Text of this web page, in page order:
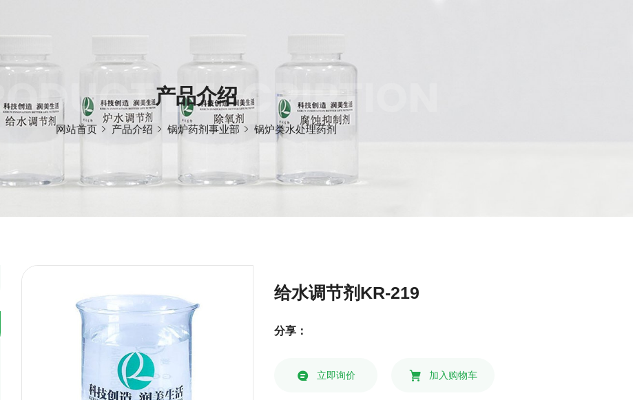
产品介绍
DESCRIPTION
网站首页 产品介绍 锅炉药剂事业部 锅炉类水处理药剂
给水调节剂KR-219
分享：
立即询价 加入购物车